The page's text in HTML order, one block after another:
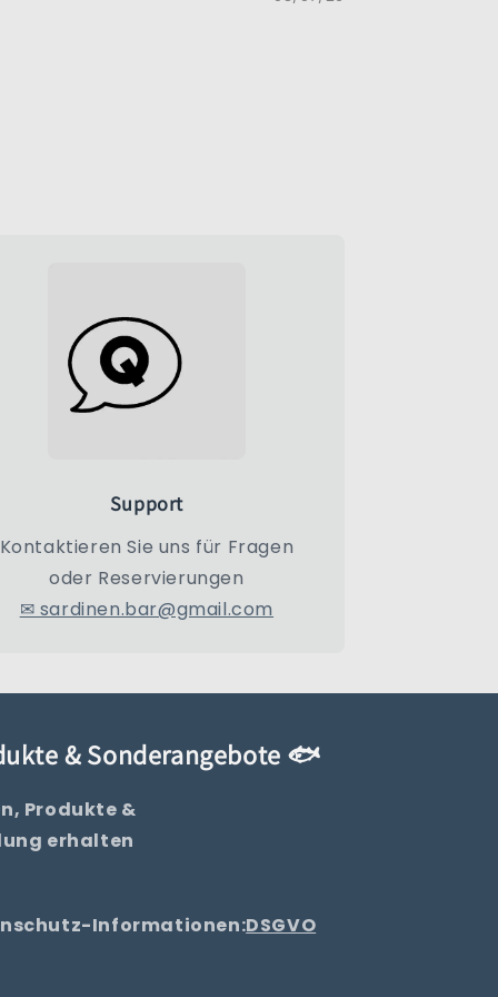
Support
Kontaktieren Sie uns für Fragen
oder Reservierungen
✉ sardinen.bar@gmail.com
& Sonderangebote 🐟
Produkte &
erhalten
Informationen:DSGVO